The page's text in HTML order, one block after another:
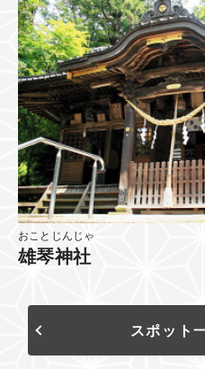
おことじんじゃ
雄琴神社
スポット